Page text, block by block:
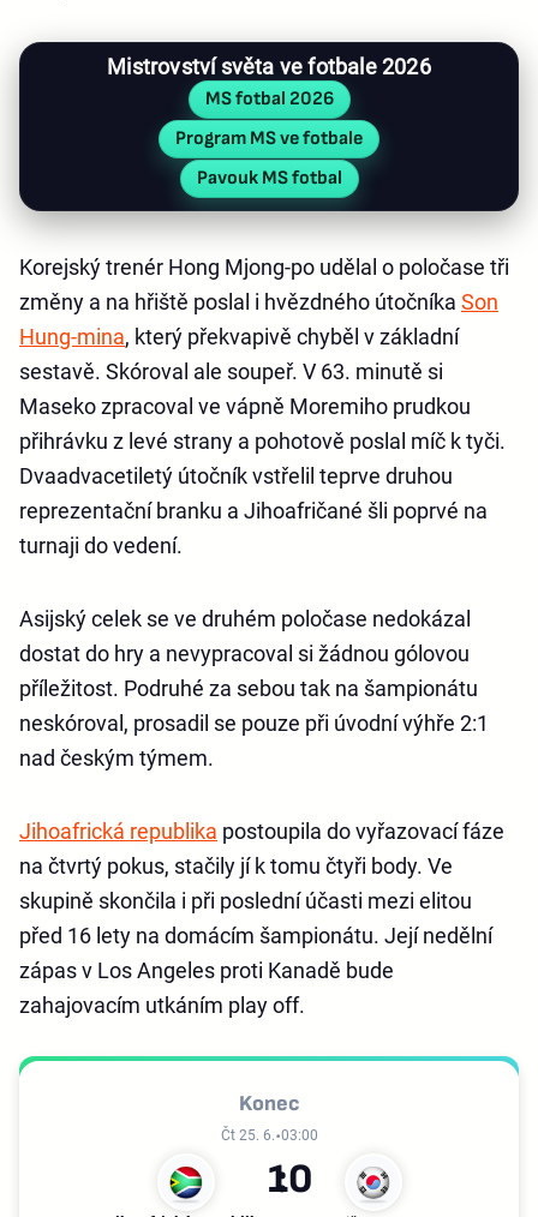
Mistrovství světa ve fotbale 2026
MS fotbal 2026
Program MS ve fotbale
Pavouk MS fotbal
Korejský trenér Hong Mjong-po udělal o poločase tři
změny a na hřiště poslal i hvězdného útočníka Son
Hung-mina, který překvapivě chyběl v základní
sestavě. Skóroval ale soupeř. V 63. minutě si
Maseko zpracoval ve vápně Moremiho prudkou
přihrávku z levé strany a pohotově poslal míč k tyči.
Dvaadvacetiletý útočník vstřelil teprve druhou
reprezentační branku a Jihoafričané šli poprvé na
turnaji do vedení.
Asijský celek se ve druhém poločase nedokázal
dostat do hry a nevypracoval si žádnou gólovou
příležitost. Podruhé za sebou tak na šampionátu
neskóroval, prosadil se pouze při úvodní výhře 2:1
nad českým týmem.
Jihoafrická republika postoupila do vyřazovací fáze
na čtvrtý pokus, stačily jí k tomu čtyři body. Ve
skupině skončila i při poslední účasti mezi elitou
před 16 lety na domácím šampionátu. Její nedělní
zápas v Los Angeles proti Kanadě bude
zahajovacím utkáním play off.
Konec
Čt 25. 6. 03:00
10